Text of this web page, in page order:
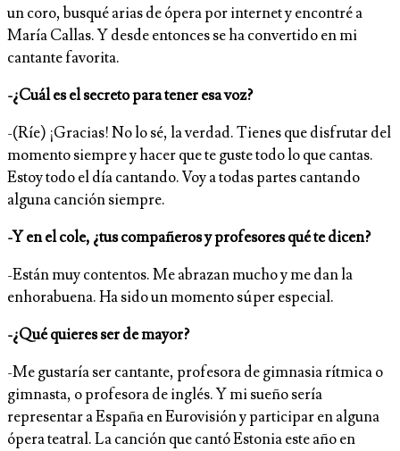
un coro, busqué arias de ópera por internet y encontré a
María Callas. Y desde entonces se ha convertido en mi
cantante favorita.
-¿Cuál es el secreto para tener esa voz?
-(Ríe) ¡Gracias! No lo sé, la verdad. Tienes que disfrutar del
momento siempre y hacer que te guste todo lo que cantas.
Estoy todo el día cantando. Voy a todas partes cantando
alguna canción siempre.
-Y en el cole, ¿tus compañeros y profesores qué te dicen?
-Están muy contentos. Me abrazan mucho y me dan la
enhorabuena. Ha sido un momento súper especial.
-¿Qué quieres ser de mayor?
-Me gustaría ser cantante, profesora de gimnasia rítmica o
gimnasta, o profesora de inglés. Y mi sueño sería
representar a España en Eurovisión y participar en alguna
ópera teatral. La canción que cantó Estonia este año en